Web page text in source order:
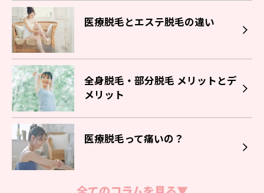
医療脱毛とエステ脱毛の違い
全身脱毛・部分脱毛 メリットとデ
メリット
医療脱毛って痛いの？